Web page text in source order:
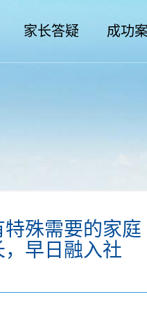
家长答疑 成功
殊需要的家庭
早日融入社